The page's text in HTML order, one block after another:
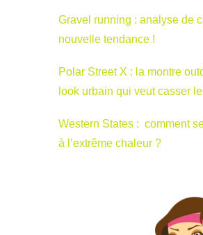
Gravel running : analyse de
nouvelle tendance !
Polar Street X : la montre
look urbain qui veut casser
Western States : comment
à l’extrême chaleur ?